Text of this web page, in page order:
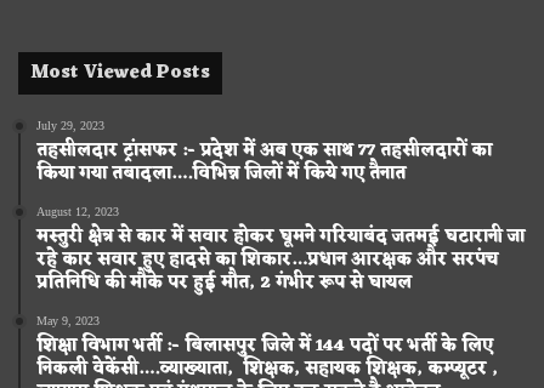
Most Viewed Posts
July 29, 2023
तहसीलदार ट्रांसफर :- प्रदेश में अब एक साथ 77 तहसीलदारों का
किया गया तबादला….विभिन्न जिलों में किये गए तैनात
August 12, 2023
मस्तुरी क्षेत्र से कार में सवार होकर घूमने गरियाबंद जतमई घटारानी जा
रहे कार सवार हुए हादसे का शिकार…प्रधान आरक्षक और सरपंच
प्रतिनिधि की मौके पर हुई मौत, 2 गंभीर रूप से घायल
May 9, 2023
शिक्षा विभाग भर्ती :- बिलासपुर जिले में 144 पदों पर भर्ती के लिए
निकली वेकेंसी….व्याख्याता, शिक्षक, सहायक शिक्षक, कम्प्यूटर ,